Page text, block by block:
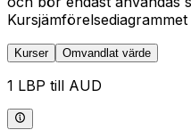
Kurser Omvandlat värde
1 LBP till AUD